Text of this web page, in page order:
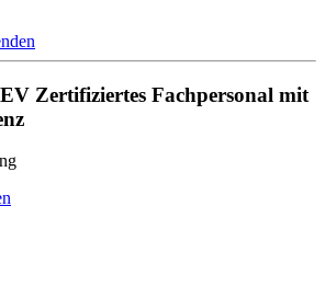
Zertifiziertes Fachpersonal mit